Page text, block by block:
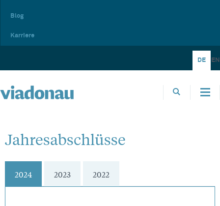
Blog
Karriere
DE EN
Jahresabschlüsse
2024 2023 2022